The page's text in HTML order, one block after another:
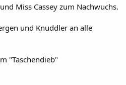
Miss Cassey zum Nachwuchs.
und Knuddler an alle
"Taschendieb"